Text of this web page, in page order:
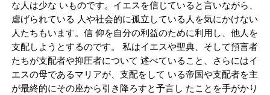
な人は少な いものです。イエスを信じていると言いながら、
虐げられている 人や社会的に孤立している人を気にかけない
人たちもいます。信 仰を自分の利益のために利用し、他人を
支配しようとするのです。 私はイエスや聖典、そして預言者
たちが支配者や抑圧者について 述べていること、さらにはイ
エスの母であるマリアが、支配をして いる帝国や支配者を主
が最終的にその座から引き降ろすと予言し たことを手がかり